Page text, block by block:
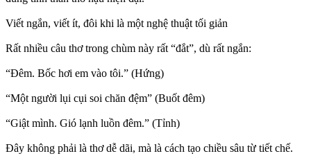
Viết ngắn, viết ít, đôi khi là một nghệ thuật tối giản
Rất nhiều câu thơ trong chùm này rất “đắt”, dù rất ngắn:
“Đêm. Bốc hơi em vào tôi.” (Hứng)
“Một người lụi cụi soi chăn đệm” (Buốt đêm)
“Giật mình. Gió lạnh luồn đêm.” (Tỉnh)
Đây không phải là thơ dễ dãi, mà là cách tạo chiều sâu từ tiết chế.